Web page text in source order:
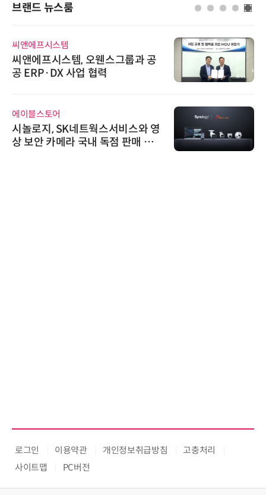
브랜드 뉴스룸
씨앤에프시스템
씨앤에프시스템, 오웬스그룹과 공
공 ERP·DX 사업 협력
에이블스토어
시놀로지, SK네트웍스서비스와 영
상 보안 카메라 국내 독점 판매 파
로그인 이용약관 개인정보취급방침
고충처리
사이트맵
PC버전